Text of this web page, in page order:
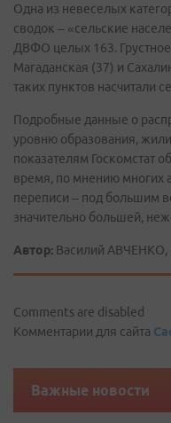
Одна из невеселых
сводок – «сельские
ДВФО целых 163.
Магаданская (37) и
таких пунктов насчитали
Подробные данные о
уровню образования,
показателям Госкомстат
время, по мнению многих
переписи – под большим
значительно большей,
Автор: Василий АВЧЕНКО,
Comments are disabled
Комментарии для сайта
Важные новости